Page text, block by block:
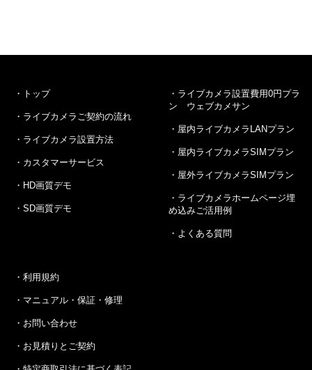
トップ
ライブカメラご契約の流れ
ライブカメラ設置方法
カスタマーサービス
HD画質デモ
SD画質デモ
ライブカメラ設置費用0円プラ
ン ウェブカメサン
屋内ライブカメラLANプラン
屋内ライブカメラSIMプラン
屋外ライブカメラSIMプラン
ライブカメラホームページ埋
め込みご活用例
よくある質問
利用規約
マニュアル・保証・修理
お問い合わせ
お見積りとご契約